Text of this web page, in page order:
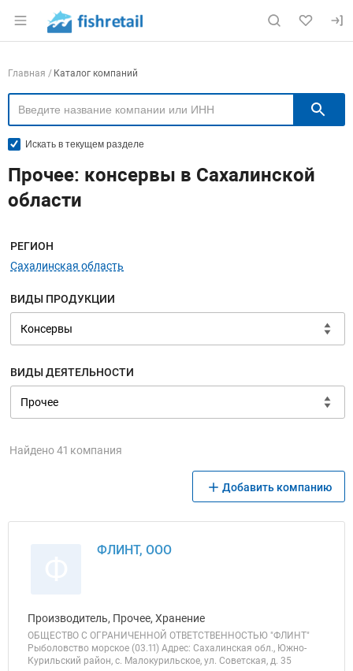
Раздел навигации по сайту fishretail.ru
Навигация по компаниям
Главная Каталог компаний
Искать в текущем разделе
Прочее: консервы в Сахалинской
области
Меню навигации
РЕГИОН
Сахалинская область
ВИДЫ ПРОДУКЦИИ
ВИДЫ ДЕЯТЕЛЬНОСТИ
Найдено 41 компания
Добавить компанию
ФЛИНТ, ООО
Производитель, Прочее, Хранение
ОБЩЕСТВО С ОГРАНИЧЕННОЙ ОТВЕТСТВЕННОСТЬЮ "ФЛИНТ"
Рыболовство морское (03.11) Адрес: Сахалинская обл., Южно-
Курильский район, с. Малокурильское, ул. Советская, д. 35